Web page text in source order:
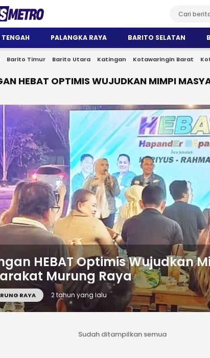
PALANGKA RAYA BARITO SELATAN
Barito Timur Barito Utara Katingan Kotawaringin Barat
HEBAT OPTIMIS WUJUDKAN MIMPI
HEBAT Optimis Wujudkan
Murung Raya
RAYA 2 tahun yang lalu
Sudah ditampilkan semua